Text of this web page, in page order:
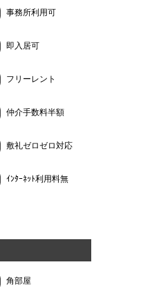
事務所利用可
即入居可
フリーレント
仲介手数料半額
敷礼ゼロゼロ対応
ｲﾝﾀｰﾈｯﾄ利用料無
角部屋